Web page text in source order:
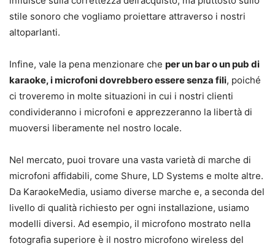
stile sonoro che vogliamo proiettare attraverso i nostri
altoparlanti.
Infine, vale la pena menzionare che per un bar o un pub di
karaoke, i microfoni dovrebbero essere senza fili, poiché
ci troveremo in molte situazioni in cui i nostri clienti
condivideranno i microfoni e apprezzeranno la libertà di
muoversi liberamente nel nostro locale.
Nel mercato, puoi trovare una vasta varietà di marche di
microfoni affidabili, come Shure, LD Systems e molte altre.
Da KaraokeMedia, usiamo diverse marche e, a seconda del
livello di qualità richiesto per ogni installazione, usiamo
modelli diversi. Ad esempio, il microfono mostrato nella
fotografia superiore è il nostro microfono wireless del